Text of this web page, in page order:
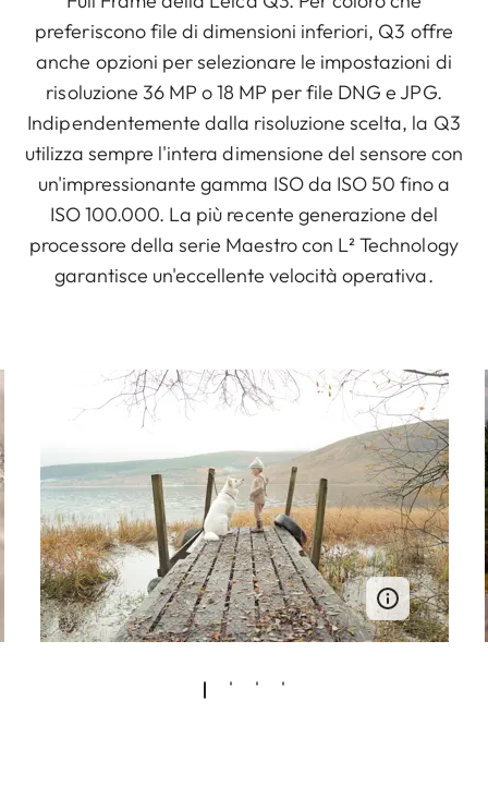
preferiscono file di dimensioni inferiori, Q3 offre
anche opzioni per selezionare le impostazioni di
risoluzione 36 MP o 18 MP per file DNG e JPG.
Indipendentemente dalla risoluzione scelta, la Q3
utilizza sempre l'intera dimensione del sensore con
un'impressionante gamma ISO da ISO 50 fino a
ISO 100.000. La più recente generazione del
processore della serie Maestro con L² Technology
garantisce un'eccellente velocità operativa.